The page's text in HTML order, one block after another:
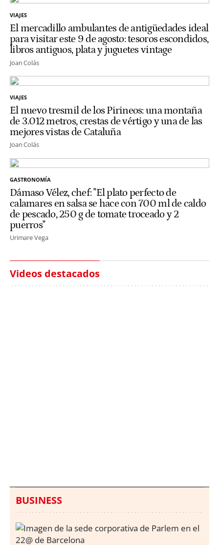
VIAJES
El mercadillo ambulantes de antigüedades ideal
para visitar este 9 de agosto: tesoros escondidos,
libros antiguos, plata y juguetes vintage
Joan Colás
VIAJES
El nuevo tresmil de los Pirineos: una montaña
de 3.012 metros, crestas de vértigo y una de las
mejores vistas de Cataluña
Joan Colás
GASTRONOMÍA
Dámaso Vélez, chef: "El plato perfecto de
calamares en salsa se hace con 700 ml de caldo
de pescado, 250 g de tomate troceado y 2
puerros"
Urimare Vega
Videos destacados
BUSINESS